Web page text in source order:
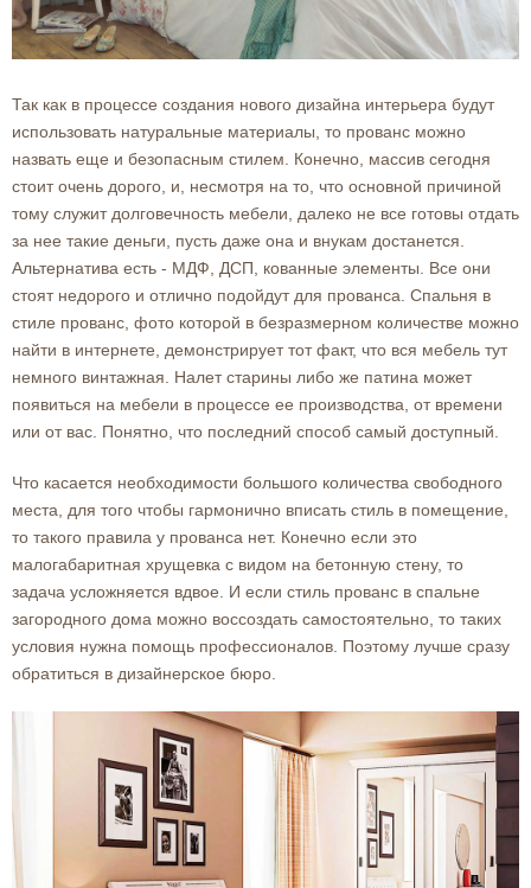
Так как в процессе создания нового дизайна интерьера будут
использовать натуральные материалы, то прованс можно
назвать еще и безопасным стилем. Конечно, массив сегодня
стоит очень дорого, и, несмотря на то, что основной причиной
тому служит долговечность мебели, далеко не все готовы отдать
за нее такие деньги, пусть даже она и внукам достанется.
Альтернатива есть - МДФ, ДСП, кованные элементы. Все они
стоят недорого и отлично подойдут для прованса . Спальня в
стиле прованс, фото которой в безразмерном количестве можно
найти в интернете, демонстрирует тот факт, что вся мебель тут
немного винтажная. Налет старины либо же патина может
появиться на мебели в процессе ее производства, от времени
или от вас. Понятно, что последний способ самый доступный.
Что касается необходимости большого количества свободного
места, для того чтобы гармонично вписать стиль в помещение,
то такого правила у прованса нет. Конечно если это
малогабаритная хрущевка с видом на бетонную стену, то
задача усложняется вдвое. И если стиль прованс в спальне
загородного дома можно воссоздать самостоятельно, то таких
условия нужна помощь профессионалов. Поэтому лучше сразу
обратиться в дизайнерское бюро.